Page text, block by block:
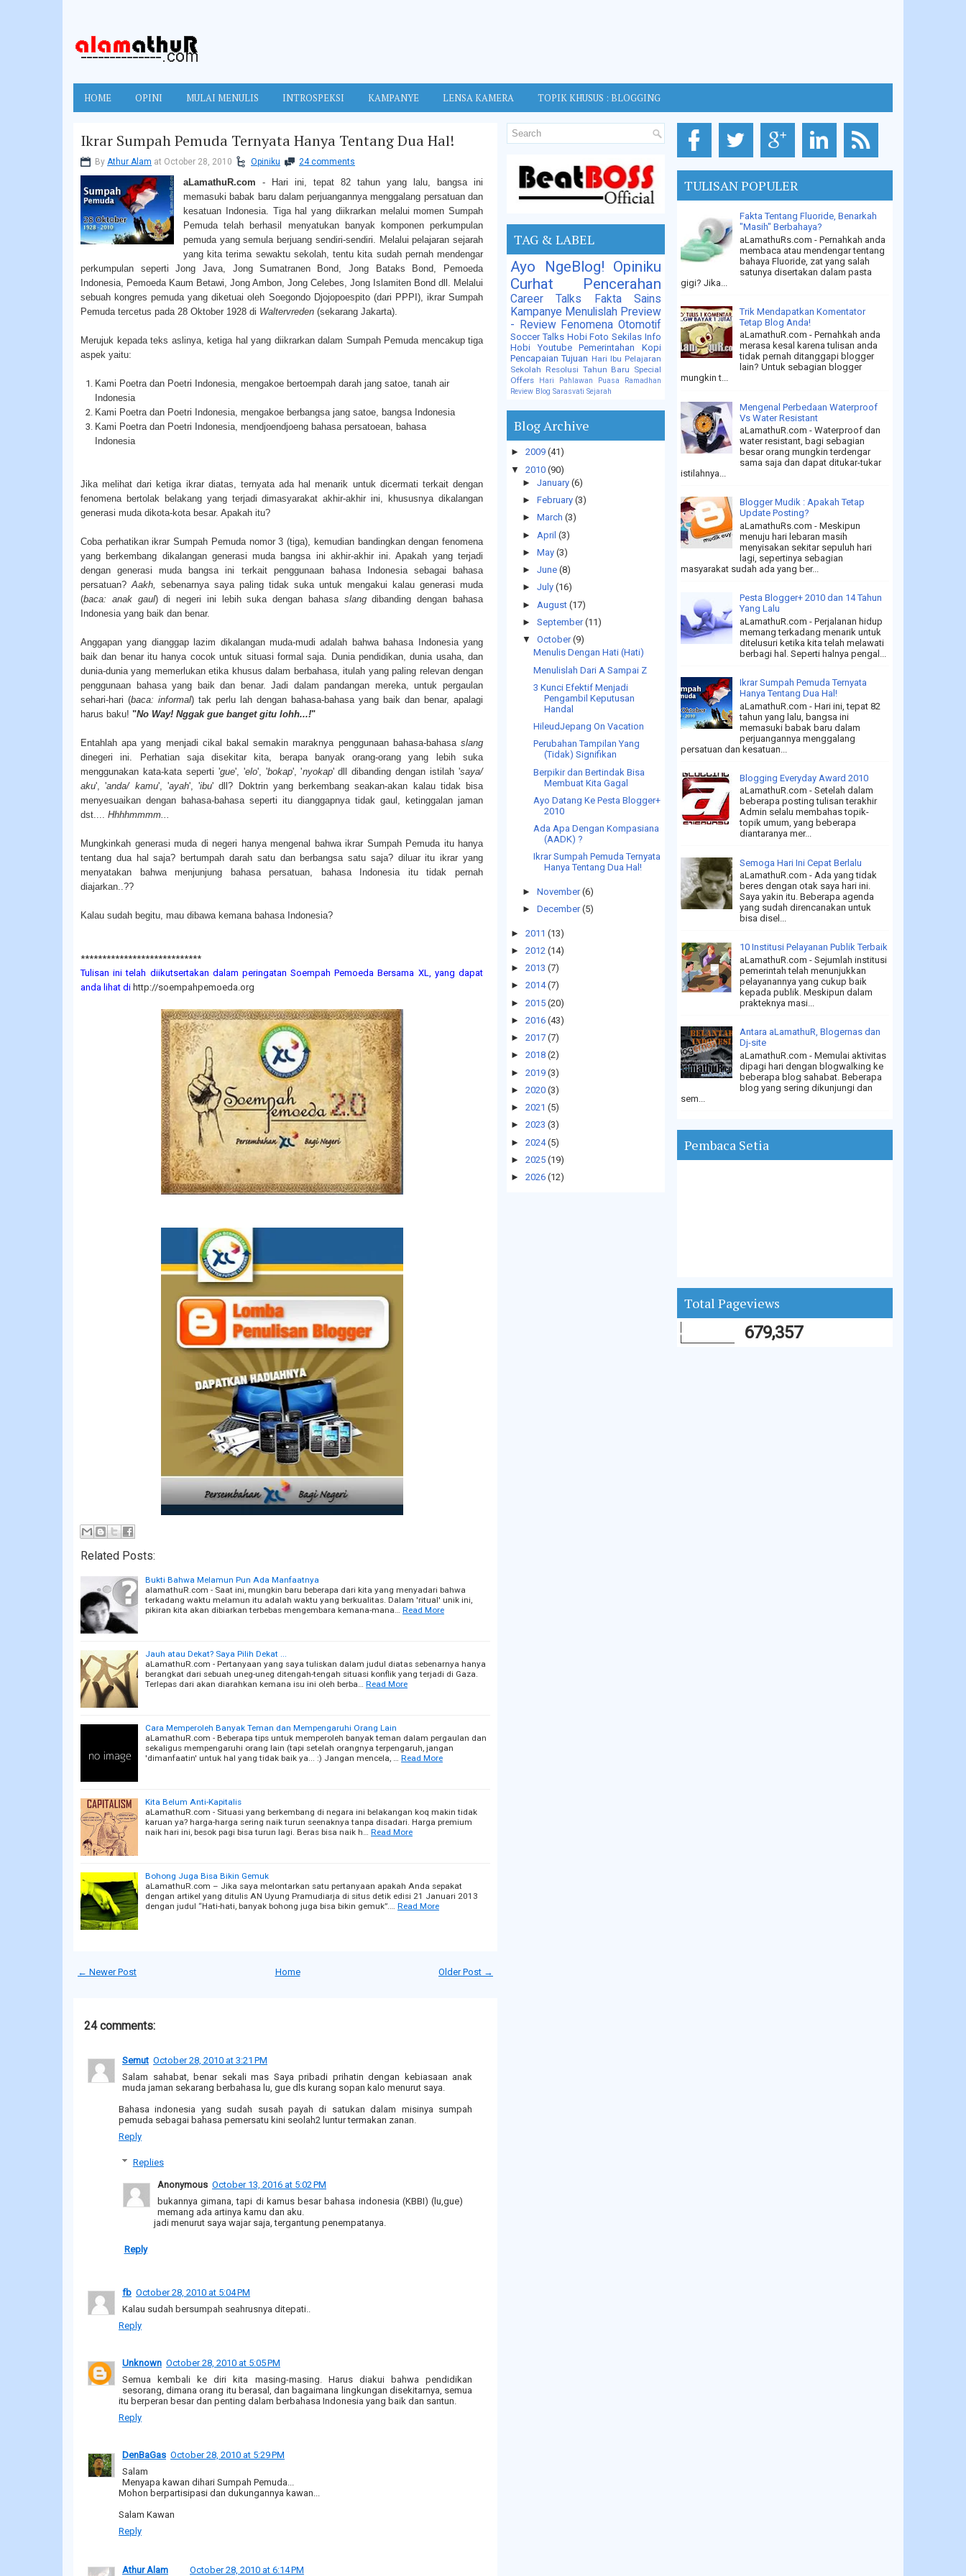
HOME OPINI MULAI MENULIS INTROSPEKSI KAMPANYE LENSA KAMERA TOPIK KHUSUS : BLOGGING
Ikrar Sumpah Pemuda Ternyata Hanya Tentang Dua Hal!
By Athur Alam at October 28, 2010 Opiniku 24 comments
aLamathuR.com - Hari ini, tepat 82 tahun yang lalu, bangsa ini
memasuki babak baru dalam perjuangannya menggalang persatuan dan
kesatuan Indonesia. Tiga hal yang diikrarkan melalui momen Sumpah
Pemuda telah berhasil menyatukan banyak komponen perkumpulan
pemuda yang semula berjuang sendiri-sendiri. Melalui pelajaran sejarah
yang kita terima sewaktu sekolah, tentu kita sudah pernah mendengar
perkumpulan seperti Jong Java, Jong Sumatranen Bond, Jong Bataks Bond, Pemoeda
Indonesia, Pemoeda Kaum Betawi, Jong Ambon, Jong Celebes, Jong Islamiten Bond dll. Melalui
sebuah kongres pemuda yang diketuai oleh Soegondo Djojopoespito (dari PPPI), ikrar Sumpah
Pemuda tercetus pada 28 Oktober 1928 di Waltervreden (sekarang Jakarta).
Merujuk kepada teks aslinya, ketiga hal yang diikrarkan dalam Sumpah Pemuda mencakup tiga
aspek yaitu:
Kami Poetra dan Poetri Indonesia, mengakoe bertoempah darah jang satoe, tanah air
Indonesia
Kami Poetra dan Poetri Indonesia, mengakoe berbangsa jang satoe, bangsa Indonesia
Kami Poetra dan Poetri Indonesia, mendjoendjoeng bahasa persatoean, bahasa
Indonesia
Jika melihat dari ketiga ikrar diatas, ternyata ada hal menarik untuk dicermati terkait dengan
fenomena bertolak belakang yang terjadi dimasyarakat akhir-akhir ini, khususnya dikalangan
generasi muda dikota-kota besar. Apakah itu?
Coba perhatikan ikrar Sumpah Pemuda nomor 3 (tiga), kemudian bandingkan dengan fenomena
yang berkembang dikalangan generasi muda bangsa ini akhir-akhir ini. Apakah yang terjadi
dengan generasi muda bangsa ini terkait penggunaan bahasa Indonesia sebagai bahasa
persatuan?Aakh, sebenarnya saya paling tidak suka untuk mengakui kalau generasi muda
(baca: anak gaul) di negeri ini lebih suka dengan bahasa slangdibanding dengan bahasa
Indonesia yang baik dan benar.
Anggapan yang dianggap lazim dikalangan muda-mudi adalah bahwa bahasa Indonesia yang
baik dan benar itu hanya cocok untuk situasi formal saja. Dunia pendidikan, dunia usaha, dan
dunia-dunia yang memerlukan etika khusus dalam berbahasa, itulah yang paling relevan dengan
penggunaan bahasa yang baik dan benar. Jadi dalam pandangan mereka, untuk pergaulan
sehari-hari (baca: informal) tak perlu lah dengan bahasa-bahasa yang baik dan benar, apalagi
harus baku! "No Way! Nggak gue banget gitu lohh...!"
Entahlah apa yang menjadi cikal bakal semakin maraknya penggunaan bahasa-bahasa slang
dinegeri ini. Perhatian saja disekitar kita, berapa banyak orang-orang yang lebih suka
menggunakan kata-kata seperti 'gue', 'elo', 'bokap', 'nyokap' dll dibanding dengan istilah 'saya/
aku', 'anda/ kamu', 'ayah', 'ibu' dll? Doktrin yang berkembang seakan-akan kalau tidak bisa
menyesuaikan dengan bahasa-bahasa seperti itu dianggapnya tidak gaul, ketinggalan jaman
dst.... Hhhhmmmm...
Mungkinkah generasi muda di negeri hanya mengenal bahwa ikrar Sumpah Pemuda itu hanya
tentang dua hal saja? bertumpah darah satu dan berbangsa satu saja? diluar itu ikrar yang
menyatakan bahwa menjunjung bahasa persatuan, bahasa Indonesia itu tidak pernah
diajarkan..??
Kalau sudah begitu, mau dibawa kemana bahasa Indonesia?
****************************
Tulisan ini telah diikutsertakan dalam peringatan Soempah Pemoeda Bersama XL, yang dapat
anda lihat di http://soempahpemoeda.org
Related Posts:
Bukti Bahwa Melamun Pun Ada Manfaatnya
alamathuR.com - Saat ini, mungkin baru beberapa dari kita yang menyadari bahwa
terkadang waktu melamun itu adalah waktu yang berkualitas. Dalam 'ritual' unik ini,
pikiran kita akan dibiarkan terbebas mengembara kemana-mana…
Read More
Jauh atau Dekat? Saya Pilih Dekat ...
aLamathuR.com - Pertanyaan yang saya tuliskan dalam judul diatas sebenarnya hanya
berangkat dari sebuah uneg-uneg ditengah-tengah situasi konflik yang terjadi di Gaza.
Terlepas dari akan diarahkan kemana isu ini oleh berba…
Read More
Cara Memperoleh Banyak Teman dan Mempengaruhi Orang Lain
aLamathuR.com - Beberapa tips untuk memperoleh banyak teman dalam pergaulan dan
sekaligus mempengaruhi orang lain (tapi setelah orangnya terpengaruh, jangan
'dimanfaatin' untuk hal yang tidak baik ya... :) Jangan mencela, …
Read More
Kita Belum Anti-Kapitalis
aLamathuR.com - Situasi yang berkembang di negara ini belakangan koq makin tidak
karuan ya? harga-harga sering naik turun seenaknya tanpa disadari. Harga premium
naik hari ini, besok pagi bisa turun lagi. Beras bisa naik h…
Read More
Bohong Juga Bisa Bikin Gemuk
aLamathuR.com – Jika saya melontarkan satu pertanyaan apakah Anda sepakat
dengan artikel yang ditulis AN Uyung Pramudiarja di situs detik edisi 21 Januari 2013
dengan judul “Hati-hati, banyak bohong juga bisa bikin gemuk”.…
Read More
← Newer Post Older Post →
Home
24 comments:
Semut October 28, 2010 at 3:21 PM
Salam sahabat, benar sekali mas Saya pribadi prihatin dengan kebiasaan anak
muda jaman sekarang berbahasa lu, gue dls kurang sopan kalo menurut saya.
Bahasa indonesia yang sudah susah payah di satukan dalam misinya sumpah
pemuda sebagai bahasa pemersatu kini seolah2 luntur termakan zanan.
Reply
Replies
Anonymous October 13, 2016 at 5:02 PM
bukannya gimana, tapi di kamus besar bahasa indonesia (KBBI) (lu,gue)
memang ada artinya kamu dan aku.
jadi menurut saya wajar saja, tergantung penempatanya.
Reply
fb October 28, 2010 at 5:04 PM
Kalau sudah bersumpah seahrusnya ditepati..
Reply
Unknown October 28, 2010 at 5:05 PM
Semua kembali ke diri kita masing-masing. Harus diakui bahwa pendidikan
sesorang, dimana orang itu berasal, dan bagaimana lingkungan disekitarnya, semua
itu berperan besar dan penting dalam berbahasa Indonesia yang baik dan santun.
Reply
DenBaGas October 28, 2010 at 5:29 PM
Salam
Menyapa kawan dihari Sumpah Pemuda...
Mohon berpartisipasi dan dukungannya kawan...
Salam Kawan
Reply
Athur Alam October 28, 2010 at 6:14 PM
TAG & LABEL
Ayo NgeBlog! Opiniku
Curhat
Pencerahan
Career Talks
Fakta Sains
Kampanye Menulislah Preview
- Review Fenomena Otomotif
Soccer Talks Hobi Foto Sekilas Info
Hobi
Youtube Pemerintahan
Kopi
Pencapaian Tujuan Hari Ibu Pelajaran
Sekolah Resolusi Tahun Baru Special
Offers
Hari Pahlawan Puasa
Ramadhan
Review Blog Sarasvati Sejarah
Blog Archive
► 2009 (41)
▼ 2010 (90)
► January (6)
► February (3)
► March (3)
► April (3)
► May (3)
► June (8)
► July (16)
► August (17)
► September(11)
▼ October(9)
Menulis Dengan Hati (Hati)
Menulislah Dari A Sampai Z
3 Kunci Efektif Menjadi
Pengambil Keputusan
Handal
HileudJepang On Vacation
Perubahan Tampilan Yang
(Tidak) Signifikan
Berpikir dan Bertindak Bisa
Membuat Kita Gagal
Ayo Datang Ke Pesta Blogger+
2010
Ada Apa Dengan Kompasiana
(AADK) ?
Ikrar Sumpah Pemuda Ternyata
Hanya Tentang Dua Hal!
► November(6)
► December(5)
► 2011 (13)
► 2012 (14)
► 2013 (7)
► 2014(7)
► 2015 (20)
► 2016 (43)
► 2017 (7)
► 2018 (2)
► 2019 (3)
► 2020 (3)
► 2021 (5)
► 2023 (3)
► 2024(5)
► 2025 (19)
► 2026 (12)
TULISAN POPULER
Fakta Tentang Fluoride, Benarkah
"Masih" Berbahaya?
aLamathuRs.com - Pernahkah anda
membaca atau mendengar tentang
bahaya Fluoride, zat yang salah
satunya disertakan dalam pasta
gigi? Jika...
Trik Mendapatkan Komentator
Tetap Blog Anda!
aLamathuR.com - Pernahkah anda
merasa kesal karena tulisan anda
tidak pernah ditanggapi blogger
lain? Untuk sebagian blogger
mungkin t...
Mengenal Perbedaan Waterproof
Vs Water Resistant
aLamathuR.com - Waterproof dan
water resistant, bagi sebagian
besar orang mungkin terdengar
sama saja dan dapat ditukar-tukar
istilahnya...
Blogger Mudik : Apakah Tetap
Update Posting?
aLamathuRs.com - Meskipun
menuju hari lebaran masih
menyisakan sekitar sepuluh hari
lagi, sepertinya sebagian
masyarakat sudah ada yang ber...
Pesta Blogger+ 2010 dan 14 Tahun
Yang Lalu
aLamathuR.com - Perjalanan hidup
memang terkadang menarik untuk
ditelusuri ketika kita telah melawati
berbagi hal. Seperti halnya pengal...
Ikrar Sumpah Pemuda Ternyata
Hanya Tentang Dua Hal!
aLamathuR.com - Hari ini, tepat 82
tahun yang lalu, bangsa ini
memasuki babak baru dalam
perjuangannya menggalang
persatuan dan kesatuan...
Blogging Everyday Award 2010
aLamathuR.com - Setelah dalam
beberapa posting tulisan terakhir
Admin selalu membahas topik-
topik umum, yang beberapa
diantaranya mer...
Semoga Hari Ini Cepat Berlalu
aLamathuR.com - Ada yang tidak
beres dengan otak saya hari ini.
Saya yakin itu. Beberapa agenda
yang sudah direncanakan untuk
bisa disel...
10 Institusi Pelayanan Publik Terbaik
aLamathuR.com - Sejumlah institusi
pemerintah telah menunjukkan
pelayanannya yang cukup baik
kepada publik. Meskipun dalam
prakteknya masi...
Antara aLamathuR, Blogernas dan
Dj-site
aLamathuR.com - Memulai aktivitas
dipagi hari dengan blogwalking ke
beberapa blog sahabat. Beberapa
blog yang sering dikunjungi dan
sem...
Pembaca Setia
Total Pageviews
679,357